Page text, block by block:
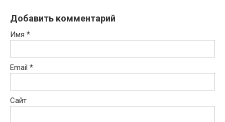
Добавить комментарий
Имя *
Email *
Сайт